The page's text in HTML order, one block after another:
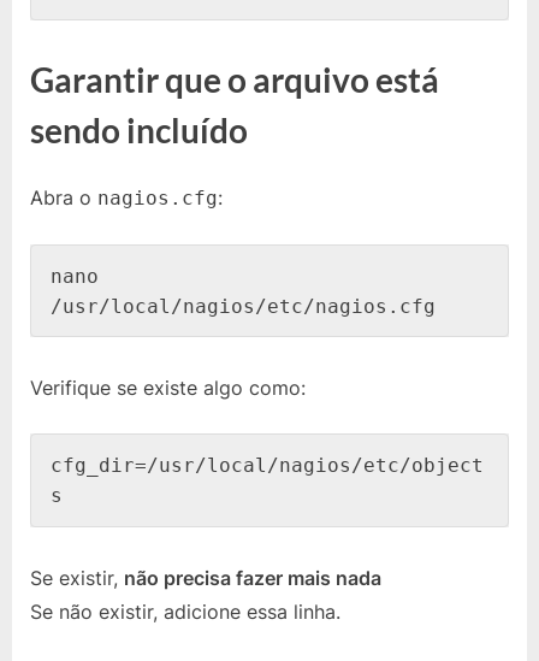
Garantir que o arquivo está
sendo incluído
Abra o nagios.cfg:
nano
/usr/local/nagios/etc/nagios.cfg
Verifique se existe algo como:
cfg_dir=/usr/local/nagios/etc/object
Se existir, não precisa fazer mais nada
Se não existir, adicione essa linha.